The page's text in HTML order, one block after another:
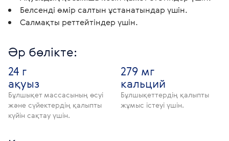
Белсенді өмір салтын ұстанатындар үшін.
Салмақты реттейтіндер үшін.
Әр бөлікте:
24 г
ақуыз
Бұлшықет массасының өсуі
және сүйектердің қалыпты
күйін сақтау үшін.
279 мг
кальций
Бұлшықеттердің қалыпты
жұмыс істеуі үшін.